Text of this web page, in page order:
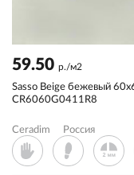
59.50 р./м2
Sassо Beige бежевый
CR6060G0411R8
Ceradim Россия